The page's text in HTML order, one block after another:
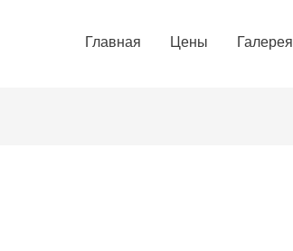
Главная Цены Галерея